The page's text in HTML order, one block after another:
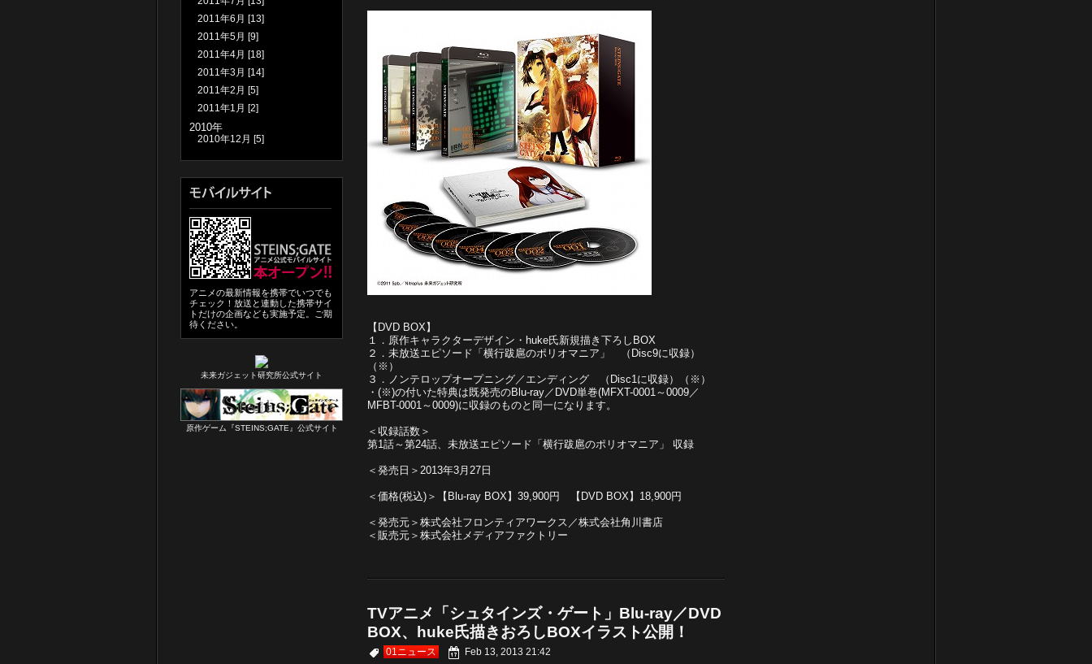
2011年6月 [13]
2011年5月 [9]
2011年4月 [18]
2011年3月 [14]
2011年2月 [5]
2011年1月 [2]
2010年
2010年12月 [5]
アニメの最新情報を携帯でいつでも
チェック！放送と連動した携帯サイ
トだけの企画なども実施予定。ご期
待ください。
未来ガジェット研究所公式サイト
原作ゲーム『STEINS;GATE』公式サイト
【DVD BOX】
１．原作キャラクターデザイン・huke氏新規描き下ろしBOX
２．未放送エピソード「横行跋扈のポリオマニア」 （Disc9に収録）
（※）
３．ノンテロップオープニング／エンディング （Disc1に収録）（※）
・(※)の付いた特典は既発売のBlu-ray／DVD単巻(MFXT-0001～0009／
MFBT-0001～0009)に収録のものと同一になります。
＜収録話数＞
第1話～第24話、未放送エピソード「横行跋扈のポリオマニア」 収録
＜発売日＞2013年3月27日
＜価格(税込)＞【Blu-ray BOX】39,900円 【DVD BOX】18,900円
＜発売元＞株式会社フロンティアワークス／株式会社角川書店
＜販売元＞株式会社メディアファクトリー
TVアニメ「シュタインズ・ゲート」Blu-ray／DVD
BOX、huke氏描きおろしBOXイラスト公開！
01ニュース Feb 13, 2013 21:42